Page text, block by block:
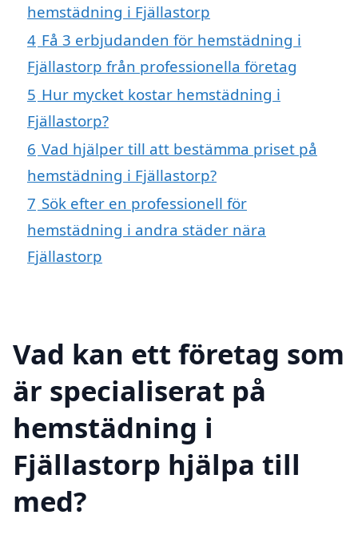
hemstädning i Fjällastorp
4 Få 3 erbjudanden för hemstädning i
Fjällastorp från professionella företag
5 Hur mycket kostar hemstädning i
Fjällastorp?
6 Vad hjälper till att bestämma priset på
hemstädning i Fjällastorp?
7 Sök efter en professionell för
hemstädning i andra städer nära
Fjällastorp
Vad kan ett företag som
är specialiserat på
hemstädning i
Fjällastorp hjälpa till
med?